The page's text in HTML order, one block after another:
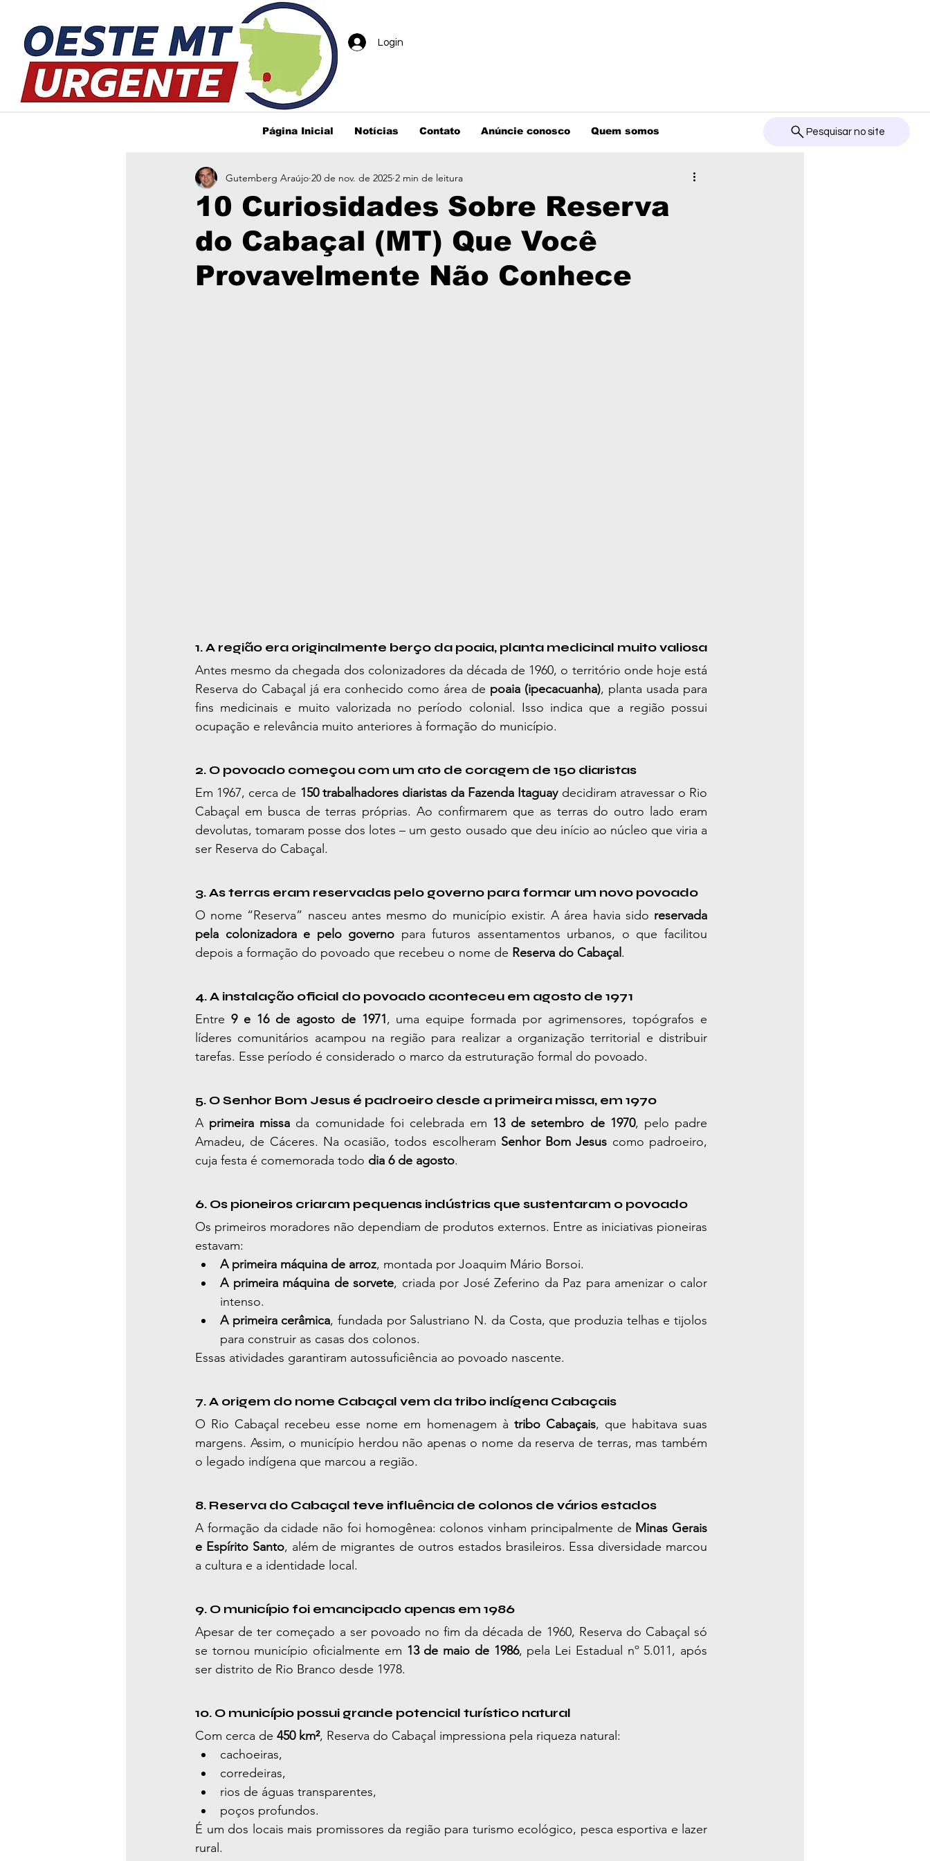
Login
Página Inicial Notícias Contato Anúncie conosco Quem somos Pesquisar no site
10 Curiosidades Sobre Reserva
do Cabaçal (MT) Que Você
Provavelmente Não Conhece
Gutemberg Araújo 20 de nov. de 2025 2 min de leitura
1. A região era originalmente berço da poaia, planta medicinal muito valiosa
Antes mesmo da chegada dos colonizadores da década de 1960, o território onde hoje está
Reserva do Cabaçal já era conhecido como área de poaia (ipecacuanha), planta usada para
fins medicinais e muito valorizada no período colonial. Isso indica que a região possui
ocupação e relevância muito anteriores à formação do município.
2. O povoado começou com um ato de coragem de 150 diaristas
Em 1967, cerca de 150 trabalhadores diaristas da Fazenda Itaguay decidiram atravessar o Rio
Cabaçal em busca de terras próprias. Ao confirmarem que as terras do outro lado eram
devolutas, tomaram posse dos lotes – um gesto ousado que deu início ao núcleo que viria a
ser Reserva do Cabaçal.
3. As terras eram reservadas pelo governo para formar um novo povoado
O nome “Reserva” nasceu antes mesmo do município existir. A área havia sido reservada
pela colonizadora e pelo governo para futuros assentamentos urbanos, o que facilitou
depois a formação do povoado que recebeu o nome de Reserva do Cabaçal.
4. A instalação oficial do povoado aconteceu em agosto de 1971
Entre 9 e 16 de agosto de 1971, uma equipe formada por agrimensores, topógrafos e
líderes comunitários acampou na região para realizar a organização territorial e distribuir
tarefas. Esse período é considerado o marco da estruturação formal do povoado.
5. O Senhor Bom Jesus é padroeiro desde a primeira missa, em 1970
A primeira missa da comunidade foi celebrada em 13 de setembro de 1970, pelo padre
Amadeu, de Cáceres. Na ocasião, todos escolheram Senhor Bom Jesus como padroeiro,
cuja festa é comemorada todo dia 6 de agosto.
6. Os pioneiros criaram pequenas indústrias que sustentaram o povoado
Os primeiros moradores não dependiam de produtos externos. Entre as iniciativas pioneiras
estavam:
A primeira máquina de arroz, montada por Joaquim Mário Borsoi.
A primeira máquina de sorvete, criada por José Zeferino da Paz para amenizar o calor
intenso.
A primeira cerâmica, fundada por Salustriano N. da Costa, que produzia telhas e tijolos
para construir as casas dos colonos.
Essas atividades garantiram autossuficiência ao povoado nascente.
7. A origem do nome Cabaçal vem da tribo indígena Cabaçais
O Rio Cabaçal recebeu esse nome em homenagem à tribo Cabaçais, que habitava suas
margens. Assim, o município herdou não apenas o nome da reserva de terras, mas também
o legado indígena que marcou a região.
8. Reserva do Cabaçal teve influência de colonos de vários estados
A formação da cidade não foi homogênea: colonos vinham principalmente de Minas Gerais
e Espírito Santo, além de migrantes de outros estados brasileiros. Essa diversidade marcou
a cultura e a identidade local.
9. O município foi emancipado apenas em 1986
Apesar de ter começado a ser povoado no fim da década de 1960, Reserva do Cabaçal só
se tornou município oficialmente em 13 de maio de 1986, pela Lei Estadual nº 5.011, após
ser distrito de Rio Branco desde 1978.
10. O município possui grande potencial turístico natural
Com cerca de 450 km², Reserva do Cabaçal impressiona pela riqueza natural:
cachoeiras,
corredeiras,
rios de águas transparentes,
poços profundos.
É um dos locais mais promissores da região para turismo ecológico, pesca esportiva e lazer
rural.